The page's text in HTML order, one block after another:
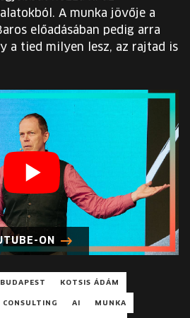
TANÁRREGISZTRÁCIÓ
EN
Change
EN
A munka jövője a
előadásában pedig arra
a tied milyen lesz, az rajtad is
ON
KOTSIS ÁDÁM
CONSULTING AI MUNKA